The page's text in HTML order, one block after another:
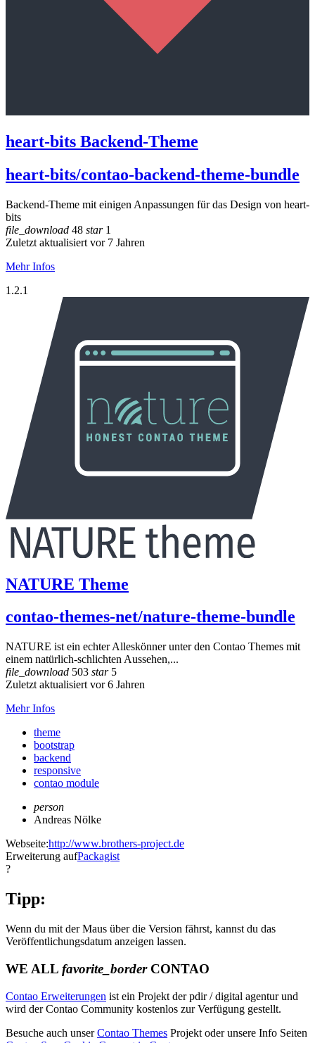
heart-bits Backend-Theme
heart-bits/contao-backend-theme-bundle
Backend-Theme mit einigen Anpassungen für das Design von heart-
bits
file_download 48 star1
Zuletzt aktualisiert vor 7 Jahren
Mehr Infos
1.2.1
NATURE Theme
contao-themes-net/nature-theme-bundle
NATURE ist ein echter Alleskönner unter den Contao Themes mit
einem natürlich-schlichten Aussehen,...
file_download 503 star5
Zuletzt aktualisiert vor 6 Jahren
Mehr Infos
theme
bootstrap
backend
responsive
contao module
person
Andreas Nölke
Webseite:http://www.brothers-project.de
Erweiterung aufPackagist
?
Tipp:
Wenn du mit der Maus über die Version fährst, kannst du das
Veröffentlichungsdatum anzeigen lassen.
WE ALL favorite_borderCONTAO
Contao Erweiterungen ist ein Projekt der pdir / digital agentur und
wird der Contao Community kostenlos zur Verfügung gestellt.
Besuche auch unserContao Themes Projekt oder unsere Info Seiten